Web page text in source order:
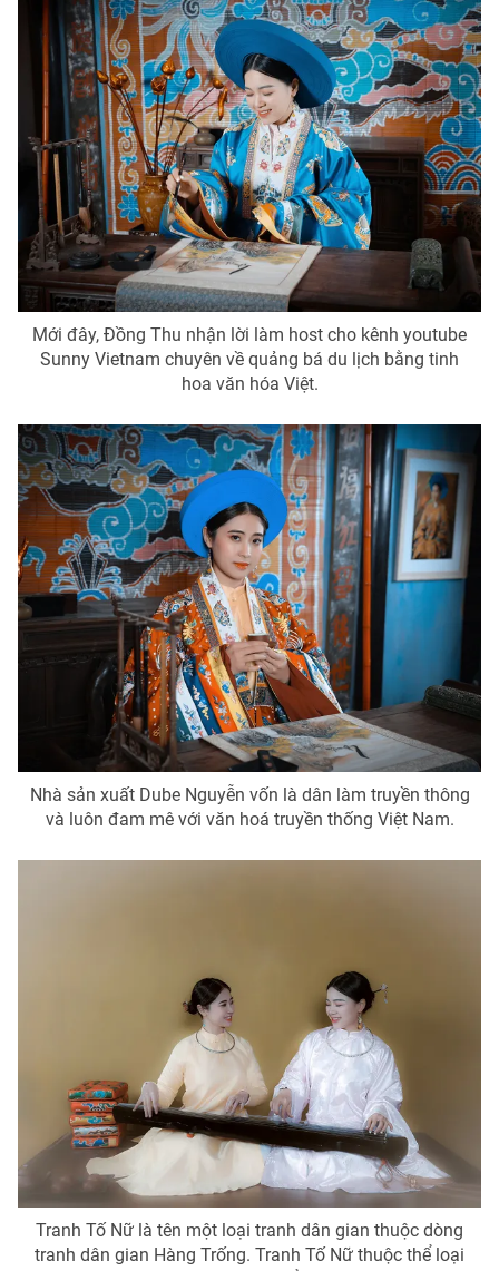
Cơ quan chủ quản:Đài Truyền hình Việt Nam
Cơ quan báo chí:Thời báo VTV
Giấy phép hoạt động báo in và báo điện tử số 483/GP-BTTTT
cấp ngày 29/12/2023
Tổng Biên tập:Vũ Thanh Thủy
Phó Tổng Biên tập:Nguyễn Thị Mỹ Hạnh, Phạm Quốc Thắng,
Nguyễn Trọng Ninh
Tổng đài VTV:024.38 355 931 - 024.38 355 932
Ðiện thoại Thời báo VTV:024.66 897 897
Email:toasoan@vtv.vn
Liên hệ quảng cáo: 024-7300.7108
® Cấm sao chép dưới mọi hình thức nếu không có sự chấp
thuận bằng văn bản. Ghi rõ nguồn VTV.vn khi phát hành lại
thông tin từ website này.
Mới đây, Đồng Thu nhận lời làm host cho kênh youtube
Sunny Vietnam chuyên về quảng bá du lịch bằng tinh
hoa văn hóa Việt.
Nhà sản xuất Dube Nguyễn vốn là dân làm truyền thông
và luôn đam mê với văn hoá truyền thống Việt Nam.
Tranh Tố Nữ là tên một loại tranh dân gian thuộc dòng
tranh dân gian Hàng Trống. Tranh Tố Nữ thuộc thể loại